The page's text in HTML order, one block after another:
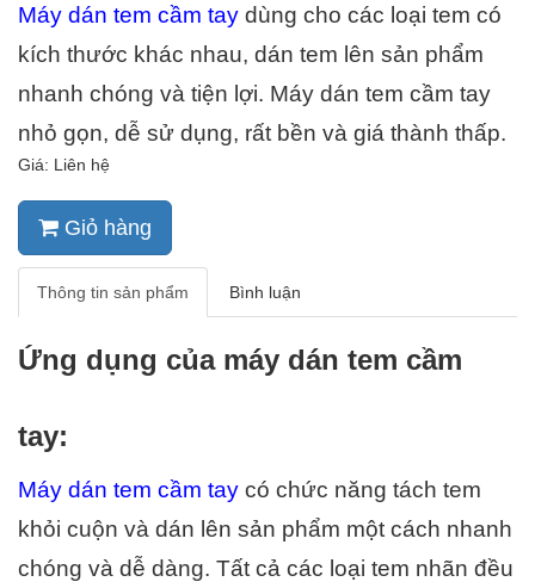
Máy dán tem cầm tay dùng cho các loại tem có
kích thước khác nhau, dán tem lên sản phẩm
nhanh chóng và tiện lợi. Máy dán tem cầm tay
nhỏ gọn, dễ sử dụng, rất bền và giá thành thấp.
Giá: Liên hệ
Giỏ hàng
Thông tin sản phẩm Bình luận
Ứng dụng của máy dán tem cầm
tay:
Máy dán tem cầm tay có chức năng tách tem
khỏi cuộn và dán lên sản phẩm một cách nhanh
chóng và dễ dàng. Tất cả các loại tem nhãn đều